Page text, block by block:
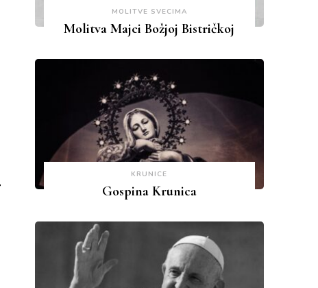
MOLITVE SVECIMA
Molitva Majci Božjoj Bistričkoj
KRUNICE
Gospina Krunica